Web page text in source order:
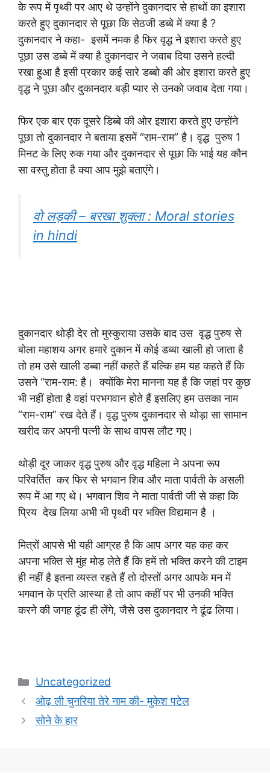
के रूप में पृथ्वी पर आए थे उन्होंने दुकानदार से हाथों का इशारा
करते हुए दुकानदार से पूछा कि सेठजी डब्बे में क्या है ?
दुकानदार ने कहा- इसमें नमक है फिर वृद्ध ने इशारा करते हुए
पूछा उस डब्बे में क्या है दुकानदार ने जवाब दिया उसने हल्दी
रखा हुआ है इसी प्रकार कई सारे डब्बो की ओर इशारा करते हुए
वृद्ध ने पूछा और दुकानदार बड़ी प्यार से उनको जवाब देता गया।
फिर एक बार एक दूसरे डिब्बे की ओर इशारा करते हुए उन्होंने
पूछा तो दुकानदार ने बताया इसमें “राम-राम” है। वृद्ध पुरुष 1
मिनट के लिए रुक गया और दुकानदार से पूछा कि भाई यह कौन
सा वस्तु होता है क्या आप मुझे बताएंगे।
वो लड़की – बरखा शुक्ला : Moral stories
in hindi
दुकानदार थोड़ी देर तो मुस्कुराया उसके बाद उस वृद्ध पुरुष से
बोला महाशय अगर हमारे दुकान में कोई डब्बा खाली हो जाता है
तो हम उसे खाली डब्बा नहीं कहते हैं बल्कि हम यह कहते हैं कि
उसने “राम-राम: है। क्योंकि मेरा मानना यह है कि जहां पर कुछ
भी नहीं होता है वहां परभगवान होते हैं इसलिए हम उसका नाम
“राम-राम” रख देते हैं। वृद्ध पुरुष दुकानदार से थोड़ा सा सामान
खरीद कर अपनी पत्नी के साथ वापस लौट गए।
थोड़ी दूर जाकर वृद्ध पुरुष और वृद्ध महिला ने अपना रूप
परिवर्तित कर फिर से भगवान शिव और माता पार्वती के असली
रूप में आ गए थे। भगवान शिव ने माता पार्वती जी से कहा कि
प्रिय देख लिया अभी भी पृथ्वी पर भक्ति विद्यमान है ।
मित्रों आपसे भी यही आग्रह है कि आप अगर यह कह कर
अपना भक्ति से मुंह मोड़ लेते हैं कि हमें तो भक्ति करने की टाइम
ही नहीं है इतना व्यस्त रहते हैं तो दोस्तों अगर आपके मन में
भगवान के प्रति आस्था है तो आप कहीं पर भी उनकी भक्ति
करने की जगह ढूंढ ही लेंगे, जैसे उस दुकानदार ने ढूंढ लिया।
Categories
Uncategorized
ओढ़ ली चुनरिया तेरे नाम की- मुकेश पटेल
सोने के हार